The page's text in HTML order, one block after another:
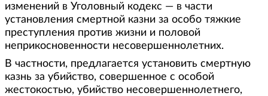
изменений в Уголовный кодекс — в части
установления смертной казни за особо тяжкие
преступления против жизни и половой
неприкосновенности несовершеннолетних.
В частности, предлагается установить смертную
казнь за убийство, совершенное с особой
жестокостью, убийство несовершеннолетнего,